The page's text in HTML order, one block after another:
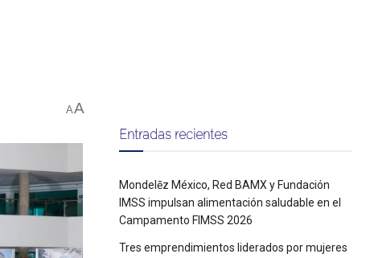
AA
Entradas recientes
Mondelēz México, Red BAMX y Fundación
IMSS impulsan alimentación saludable en el
Campamento FIMSS 2026
Tres emprendimientos liderados por mujeres